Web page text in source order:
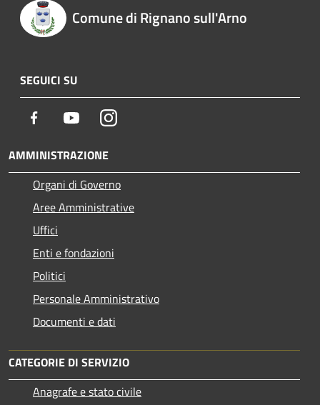
Comune di Rignano sull'Arno
SEGUICI SU
Facebook YoutubeInstagram
AMMINISTRAZIONE
Organi di Governo
Aree Amministrative
Uffici
Enti e fondazioni
Politici
Personale Amministrativo
Documenti e dati
CATEGORIE DI SERVIZIO
Anagrafe e stato civile